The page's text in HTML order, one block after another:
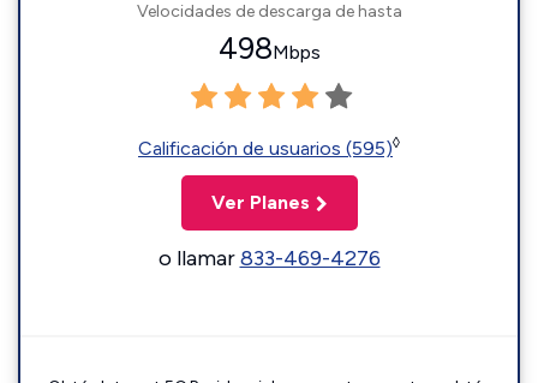
Velocidades de descarga de hasta
498Mbps
Calificación de usuarios (595)◊
Ver Planes
o llamar833-469-4276